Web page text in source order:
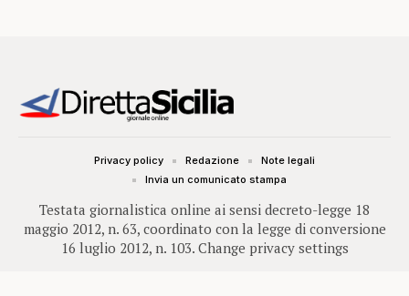
Testata giornalistica online ai sensi decreto-legge 18
maggio 2012, n. 63, coordinato con la legge di conversione
16 luglio 2012, n. 103. Change privacy settings
Privacy policy Redazione
Note legali
Invia un comunicato stampa